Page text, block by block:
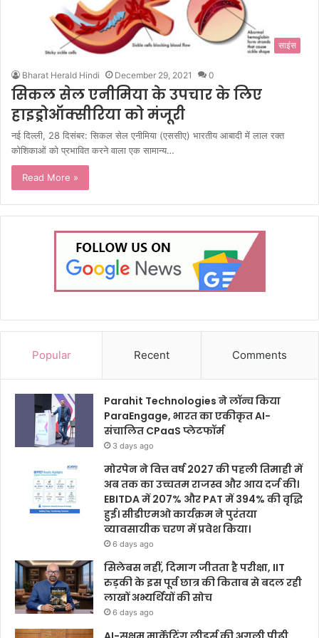
साइंस
Bharat Herald Hindi December 29, 2021 0
सिकल सेल एनीमिया के उपचार के लिए
हाइड्रोऑक्सीरिया को मंजूरी
नई दिल्ली, 28 दिसंबर: सिकल सेल एनीमिया (एससीए) भारतीय आबादी में लाल रक्त
कोशिकाओं को प्रभावित करने वाला एक सामान्य…
Read More »
Popular Recent Comments
Parahit Technologies ने लॉन्च किया
ParaEngage, भारत का एकीकृत AI-
संचालित CPaaS प्लेटफॉर्म
3 days ago
मोरपेन ने वित्त वर्ष 2027 की पहली तिमाही में
अब तक का उच्चतम राजस्व और आय दर्ज की।
EBITDA में 207% और PAT में 394% की वृद्धि
हुई। सीडीएमओ कार्यक्रम ने पुरंतया
व्यावसायीक चरण में प्रवेश किया।
6 days ago
सिलेबस नहीं, दिमाग जीतता है परीक्षा, IIT
रुड़की के इस पूर्व छात्र की किताब से बदल रही
लाखों अभ्यर्थियों की सोच
6 days ago